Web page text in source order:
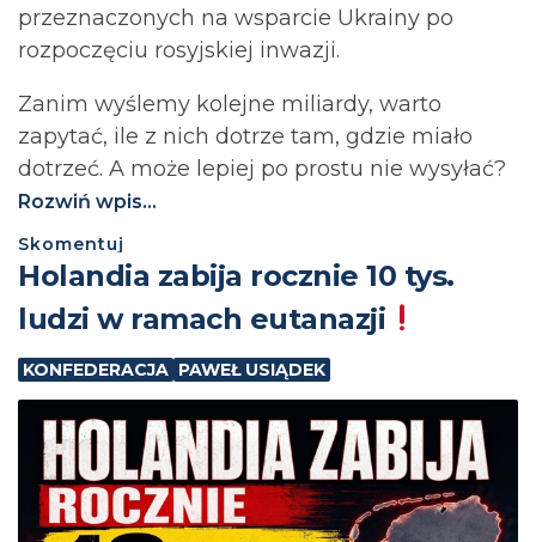
przeznaczonych na wsparcie Ukrainy po
rozpoczęciu rosyjskiej inwazji.
Zanim wyślemy kolejne miliardy, warto
zapytać, ile z nich dotrze tam, gdzie miało
dotrzeć. A może lepiej po prostu nie wysyłać?⁩
Rozwiń wpis...
Skomentuj
Holandia zabija rocznie 10 tys.
ludzi w ramach eutanazji
KONFEDERACJA PAWEŁ USIĄDEK